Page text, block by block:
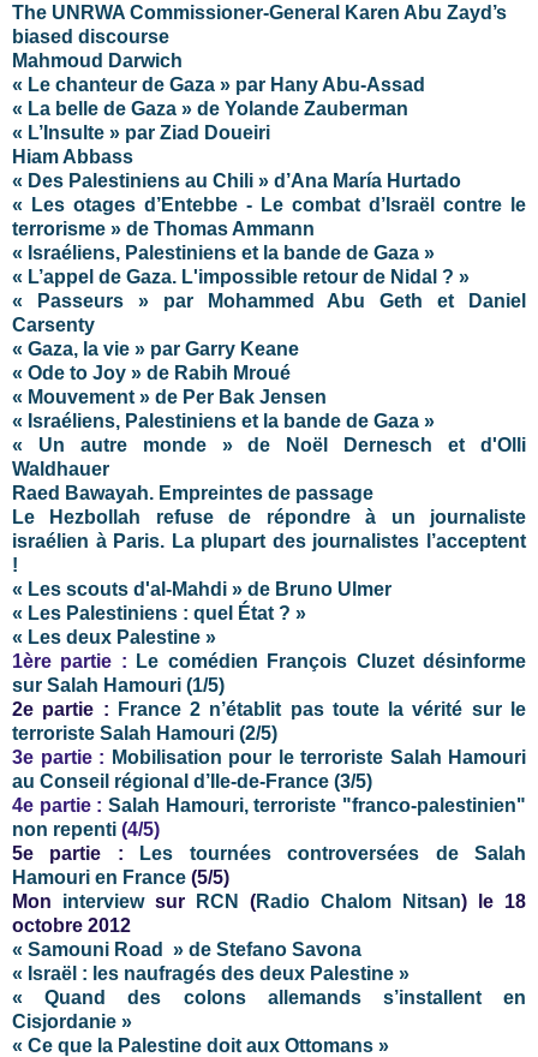
The UNRWA Commissioner-General Karen Abu Zayd’s
biased discourse
Mahmoud Darwich
« Le chanteur de Gaza » par Hany Abu-Assad
« La belle de Gaza » de Yolande Zauberman
« L’Insulte » par Ziad Doueiri
Hiam Abbass
« Des Palestiniens au Chili » d’Ana María Hurtado
« Les otages d’Entebbe - Le combat d’Israël contre le
terrorisme » de Thomas Ammann
« Israéliens, Palestiniens et la bande de Gaza »
« L’appel de Gaza. L'impossible retour de Nidal ? »
« Passeurs » par Mohammed Abu Geth et Daniel
Carsenty
« Gaza, la vie » par Garry Keane
« Ode to Joy » de Rabih Mroué
« Mouvement » de Per Bak Jensen
« Israéliens, Palestiniens et la bande de Gaza »
« Un autre monde » de Noël Dernesch et d'Olli
Waldhauer
Raed Bawayah. Empreintes de passage
Le Hezbollah refuse de répondre à un journaliste
israélien à Paris. La plupart des journalistes l’acceptent
!
« Les scouts d'al-Mahdi » de Bruno Ulmer
« Les Palestiniens : quel État ? »
« Les deux Palestine »
1ère partie :
Le comédien François Cluzet désinforme
sur Salah Hamouri (1/5)
2e partie :
France 2 n’établit pas toute la vérité sur le
terroriste Salah Hamouri (2/5)
3e partie : Mobilisation pour le terroriste Salah Hamouri
au Conseil régional d’Ile-de-France (3/5)
4e partie : Salah Hamouri, terroriste "franco-palestinien"
non repenti (4/5)
5e partie :
Les tournées controversées de Salah
Hamouri en France (5/5)
Mon interviewsur RCN (Radio Chalom Nitsan) le 18
octobre 2012
« Samouni Road » de Stefano Savona
« Israël : les naufragés des deux Palestine »
« Quand des colons allemands s’installent en
Cisjordanie »
« Ce que la Palestine doit aux Ottomans »